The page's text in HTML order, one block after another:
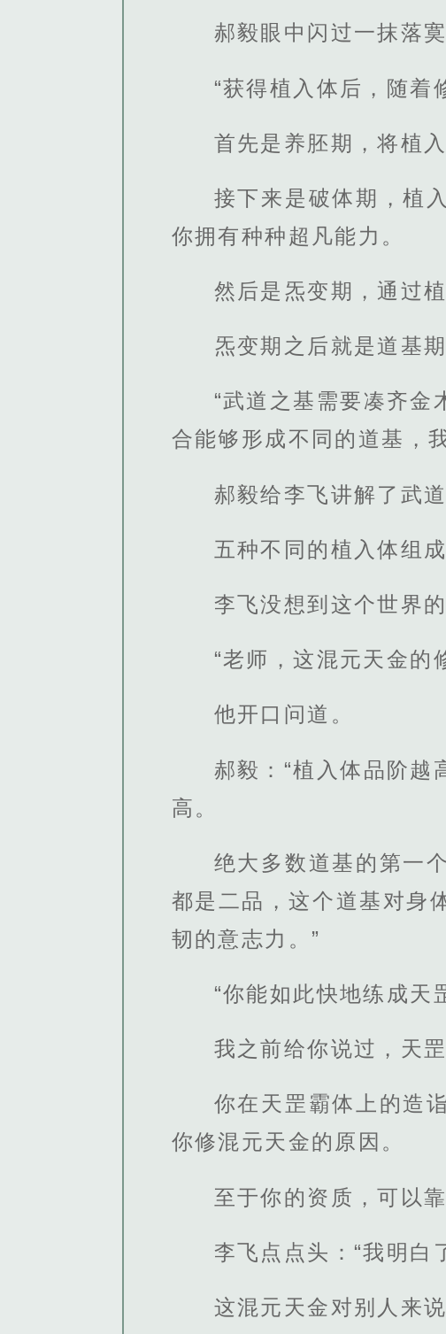
郝毅眼中闪过一抹落
“获得植入体后，随着
首先是养胚期，将植
接下来是破体期，植
你拥有种种超凡能力。
然后是炁变期，通过
炁变期之后就是道基
“武道之基需要凑齐金
合能够形成不同的道基，
郝毅给李飞讲解了武
五种不同的植入体组
李飞没想到这个世界
“老师，这混元天金的
他开口问道。
郝毅：“植入体品阶越
高。
绝大多数道基的第一
都是二品，这个道基对身
韧的意志力。”
“你能如此快地练成天
我之前给你说过，天
你在天罡霸体上的造
你修混元天金的原因。
至于你的资质，可以
李飞点点头：“我明白
这混元天金对别人来